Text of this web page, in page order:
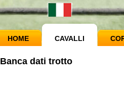
HOME CAVALLI
Banca dati trotto